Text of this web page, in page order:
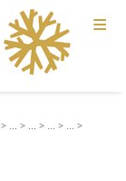
≡
> > > >
>